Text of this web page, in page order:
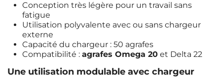
Conception très légère pour un travail sans
fatigue
Utilisation polyvalente avec ou sans chargeur
externe
Capacité du chargeur : 50 agrafes
Compatibilité : agrafes Omega 20 et Delta 22
Une utilisation modulable avec chargeur